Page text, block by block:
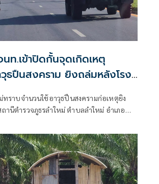
นท.เข้าปิดกั้นจุดเกิดเหตุ
วุธปืนสงคราม ยิงถล่มหลังโรง
ทราบจำนวนใช้อาวุธปืนสงครามก่อเหตุยิง
านีตำรวจภูธรลำใหม่ ตำบลลำใหม่ อำเภอ